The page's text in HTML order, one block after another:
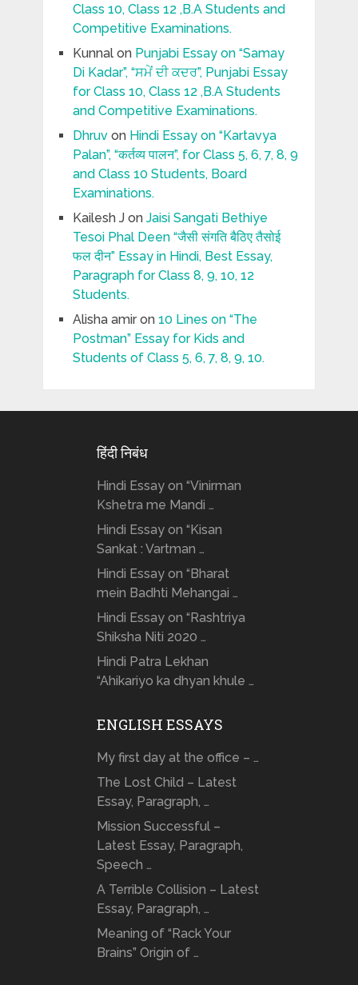
Class 10, Class 12 ,B.A Students and
Competitive Examinations.
Kunnalon Punjabi Essay on “Samay
Di Kadar”, “ਸਮੇਂ ਦੀ ਕਦਰ”, Punjabi Essay
for Class 10, Class 12 ,B.A Students
and Competitive Examinations.
Dhruvon Hindi Essay on “Kartavya
Palan”, “कर्तव्य पालन”, for Class 5, 6, 7, 8, 9
and Class 10 Students, Board
Examinations.
Kailesh Jon Jaisi Sangati Bethiye
Tesoi Phal Deen “जैसी संगति बैठिए तैसोई
फल दीन” Essay in Hindi, Best Essay,
Paragraph for Class 8, 9, 10, 12
Students.
Alisha amiron 10 Lines on “The
Postman” Essay for Kids and
Students of Class 5, 6, 7, 8, 9, 10.
हिंदी निबंध
Hindi Essay on “Vinirman
Kshetra me Mandi …
Hindi Essay on “Kisan
Sankat : Vartman …
Hindi Essay on “Bharat
mein Badhti Mehangai …
Hindi Essay on “Rashtriya
Shiksha Niti 2020 …
Hindi Patra Lekhan
“Ahikariyo ka dhyan khule …
ENGLISH ESSAYS
My first day at the office – …
The Lost Child – Latest
Essay, Paragraph, …
Mission Successful –
Latest Essay, Paragraph,
Speech …
A Terrible Collision – Latest
Essay, Paragraph, …
Meaning of “Rack Your
Brains” Origin of …